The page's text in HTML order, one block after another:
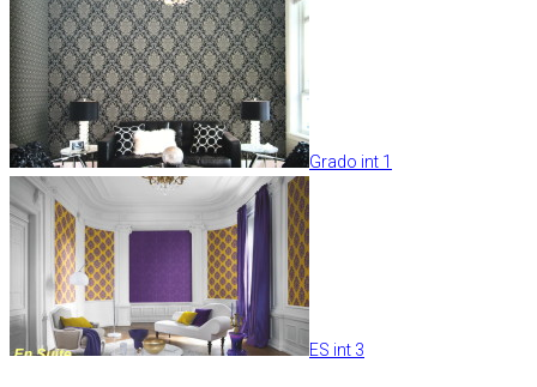
Grado int 1
ES int 3